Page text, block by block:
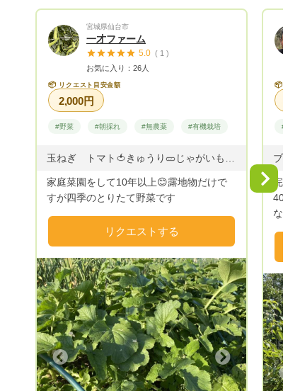
宮城県仙台市
一才ファーム
5.0 ( 1 )
お気に入り：26人
📦 リクエスト目安金額
2,000円
#野菜 #朝採れ #無農薬 #有機栽培
家庭菜園をして10年以上😊露地物だけで
すが四季のとりたて野菜です
リクエストする
Next
📦
Previous
Next